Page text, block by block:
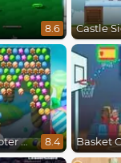
8.6 Castle
Bubble Shooter Candy 8.4 Basket